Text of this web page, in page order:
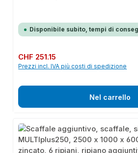
Disponibile subito, tempi di
Prezzo normale:
CHF 251.15
Prezzi incl. IVA più costi di spedizione
Nel carrello